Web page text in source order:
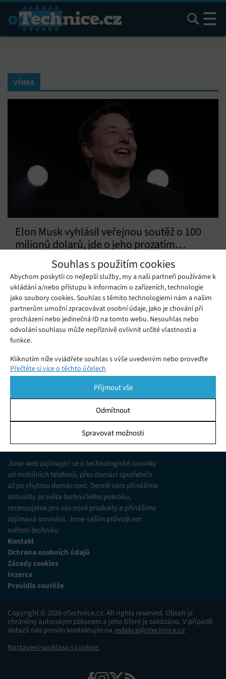
Souhlas s použitím cookies
Abychom poskytli co nejlepší služby, my a naši partneři používáme k
ukládání a/nebo přístupu k informacím o zařízeních, technologie
jako soubory cookies. Souhlas s těmito technologiemi nám a našim
partnerům umožní zpracovávat osobní údaje, jako je chování při
procházení nebo jedinečná ID na tomto webu. Nesouhlas nebo
odvolání souhlasu může nepříznivě ovlivnit určité vlastnosti a
funkce.
Kliknutím níže vyjádřete souhlas s výše uvedeným nebo proveďte
podrobnější rozhodnutí. Vaše volby budou použity pouze na tomto
pomocí přepínačů v Zásadách cookies nebo kliknutím na tlačítko
Spravovat souhlas ve spodní části obrazovky.
Ukládání a/nebo přístup k informacím v zařízení, Porozumění
publiku prostřednictvím statistik nebo kombinací údajů z
různých zdrojů.
Marketing
Ukládání a/nebo přístup k informacím v zařízení, Použití
omezených údajů k výběru reklam, Vytváření profilů pro
personalizovanou reklamu, Používání profilů k výběru
personalizované reklamy, Vytváření profilů pro
personalizovaný obsah, Používání profilů pro výběr
personalizovaného obsahu, Použití omezených údajů k výběru
obsahu.
Funkce
zařízení na základě automaticky přenášených
informací.
Zajištění bezpečnosti, předcházení a zjišťování
voleb ochrany osobních údajů.
Přečtěte si více o těchto účelech
Přijmout vše
Odmítnout
Spravovat možnosti
Hledat
VÝHRA
Elon Musk vyhlásil veřejnou soutěž o 100
milionů dolarů, jde o jeho prozatím
nejvyšší filantropickou investici
O tom, že spalování fosilních paliv vede k uvolňování
skleníkových plynů, což má za následek zvyšování průměrné
globální teploty, už v současné době pochybuje málokdo.
Češi jsou nejlepší v CS:GO v Evropě, z
šampionátu si odvezli mistrovský titul
Pondělí 22. 06. 2020 Samuel
Jsme web zajímající se o technologické novinky
od mobilních telefonů, přes domácí spotřebiče
až po chytrou domácnost. Denně vám přinášíme
aktuality ze světa technického pokroku,
recenzujeme pro vás nové produkty a přinášíme
zajímavá srovnání. Jsme vaším průvodcem
světem techniky.
Kontakt
Ochrana osobních údajů
Zásady cookies
Inzerce
Pravidla soutěže
Copyright © 2026 oTechnice.cz. All rights reserved. Obsah je
chráněný autorským zákonem a jeho šíření je zakázáno. V případě
dotazů nás prosím kontaktujte na redakce@otechnice.cz
Nastavení souhlasu s cookies